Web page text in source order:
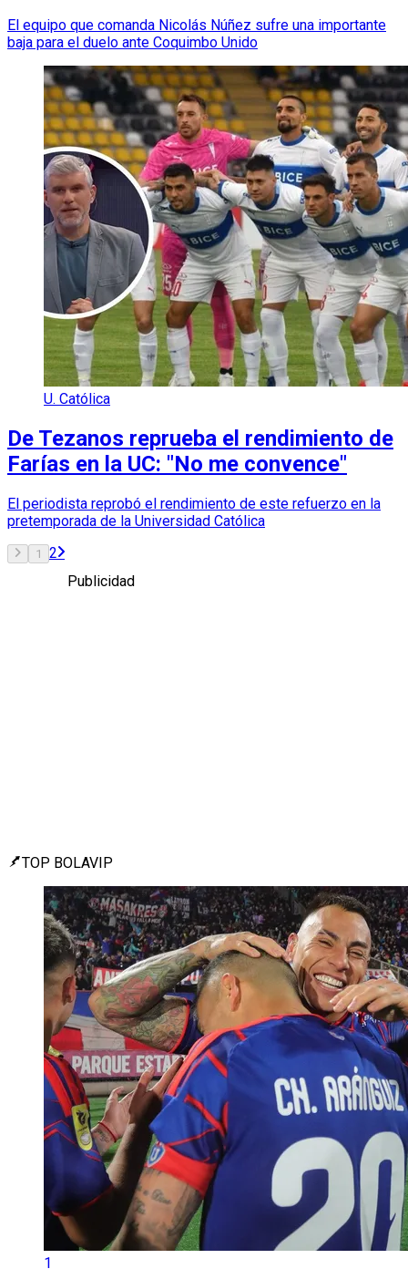
El equipo que comanda Nicolás Núñez sufre una importante
baja para el duelo ante Coquimbo Unido
U. Católica
De Tezanos reprueba el rendimiento de
Farías en la UC: "No me convence"
El periodista reprobó el rendimiento de este refuerzo en la
pretemporada de la Universidad Católica
1
2
Publicidad
TOP BOLAVIP
1